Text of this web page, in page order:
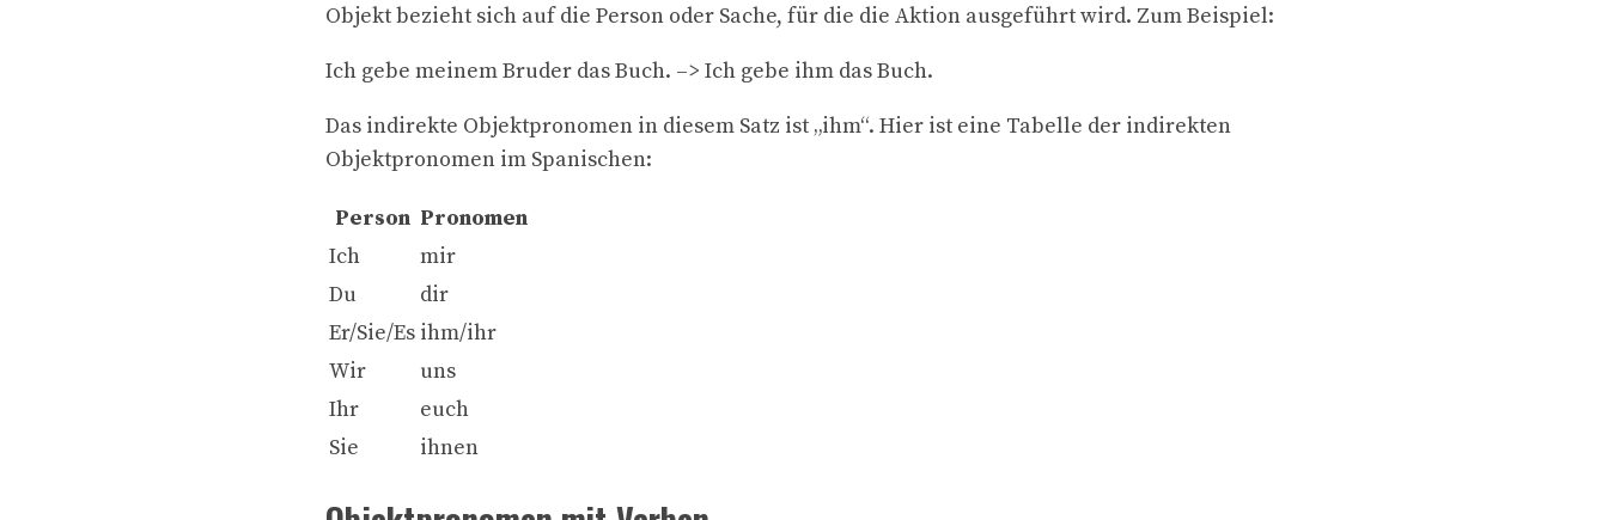
Objekt bezieht sich auf die Person oder Sache, für die die Aktion ausgeführt wird. Zum Beispiel:
Ich gebe meinem Bruder das Buch. –> Ich gebe ihm das Buch.
Das indirekte Objektpronomen in diesem Satz ist „ihm“. Hier ist eine Tabelle der indirekten
Objektpronomen im Spanischen:
Person Pronomen
Ich
mir
Du
dir
Er/Sie/Es ihm/ihr
Wir
uns
Ihr
euch
Sie
ihnen